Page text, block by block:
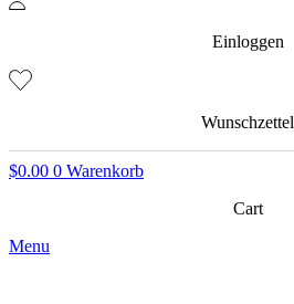
Einloggen
Wunschzettel
$0.00 0 Warenkorb
Cart
Menu